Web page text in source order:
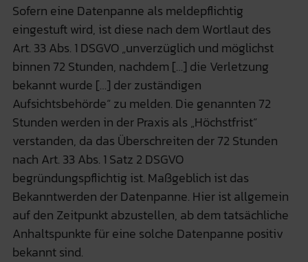
Sofern eine Datenpanne als meldepflichtig
eingestuft wird, ist diese nach dem Wortlaut des
Art. 33 Abs. 1 DSGVO „unverzüglich und möglichst
binnen 72 Stunden, nachdem […] die Verletzung
bekannt wurde […] der zuständigen
Aufsichtsbehörde“ zu melden. Die genannten 72
Stunden werden in der Praxis als „Höchstfrist“
verstanden, da das Überschreiten der 72 Stunden
nach Art. 33 Abs. 1 Satz 2 DSGVO
begründungspflichtig ist. Maßgeblich ist das
Bekanntwerden der Datenpanne. Hier ist allgemein
auf den Zeitpunkt abzustellen, ab dem tatsächliche
Anhaltspunkte für eine solche Datenpanne positiv
bekannt sind.